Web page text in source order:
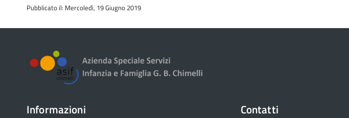
Pubblicato il: Mercoledì, 19 Giugno 2019
Informazioni Contatti